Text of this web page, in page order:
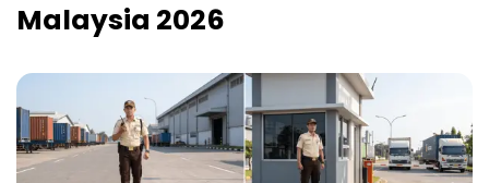
Malaysia 2026